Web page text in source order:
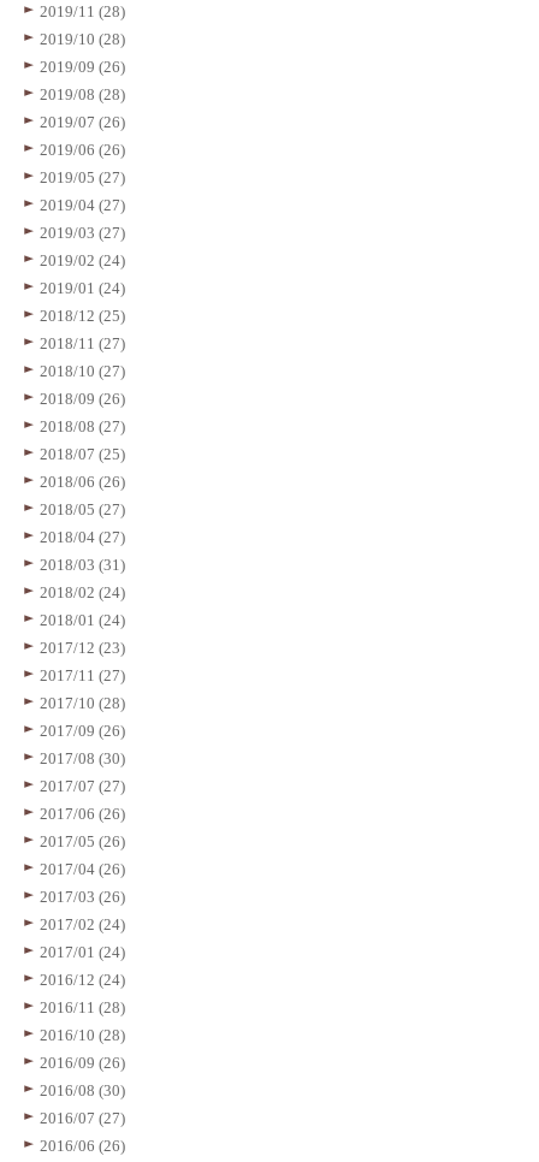
2019/11 (28)
2019/10 (28)
2019/09 (26)
2019/08 (28)
2019/07 (26)
2019/06 (26)
2019/05 (27)
2019/04 (27)
2019/03 (27)
2019/02 (24)
2019/01 (24)
2018/12 (25)
2018/11 (27)
2018/10 (27)
2018/09 (26)
2018/08 (27)
2018/07 (25)
2018/06 (26)
2018/05 (27)
2018/04 (27)
2018/03 (31)
2018/02 (24)
2018/01 (24)
2017/12 (23)
2017/11 (27)
2017/10 (28)
2017/09 (26)
2017/08 (30)
2017/07 (27)
2017/06 (26)
2017/05 (26)
2017/04 (26)
2017/03 (26)
2017/02 (24)
2017/01 (24)
2016/12 (24)
2016/11 (28)
2016/10 (28)
2016/09 (26)
2016/08 (30)
2016/07 (27)
2016/06 (26)